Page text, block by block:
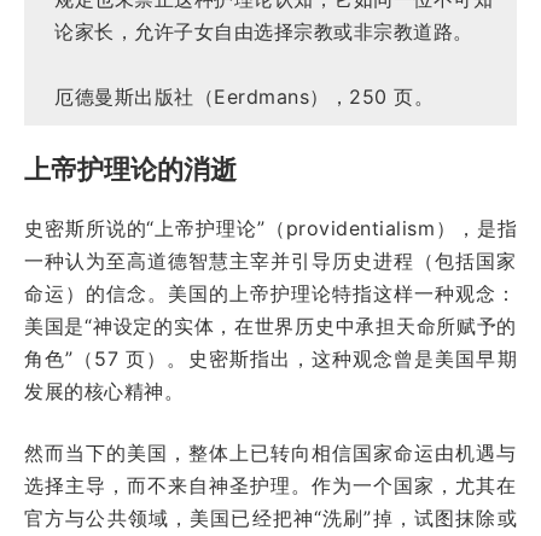
论家长，允许子女自由选择宗教或非宗教道路。
厄德曼斯出版社（Eerdmans），250 页。
上帝护理论的消逝
史密斯所说的“上帝护理论”（providentialism），是指
一种认为至高道德智慧主宰并引导历史进程（包括国家
命运）的信念。美国的上帝护理论特指这样一种观念：
美国是“神设定的实体，在世界历史中承担天命所赋予的
角色”（57 页）。史密斯指出，这种观念曾是美国早期
发展的核心精神。
然而当下的美国，整体上已转向相信国家命运由机遇与
选择主导，而不来自神圣护理。作为一个国家，尤其在
官方与公共领域，美国已经把神“洗刷”掉，试图抹除或